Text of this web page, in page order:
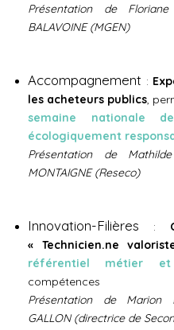
Présentation de
BALAVOINE (MGEN)
Accompagnement :
les acheteurs publics,
semaine nationale
écologiquement
Présentation de
MONTAIGNE (Reseco)
Innovation-Filières :
« Technicien.ne
référentiel métier et
compétences
Présentation de Marion
GALLON (directrice de